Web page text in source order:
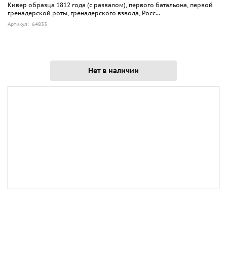
Кивер образца 1812 года (с развалом), первого батальона, первой
гренадерской роты, гренадерского взвода, Росс...
Артикул: 64833
Нет в наличии